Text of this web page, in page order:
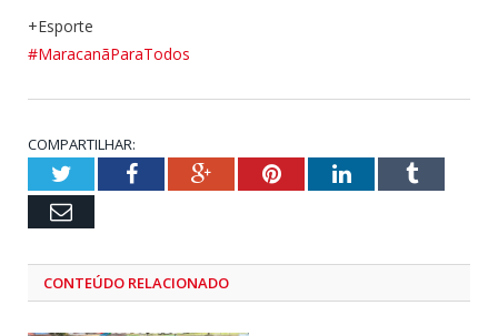
+Esporte
#MaracanãParaTodos
COMPARTILHAR:
TwitterFacebookGoogle+PinterestLinkedInTumblr
Email
CONTEÚDO RELACIONADO